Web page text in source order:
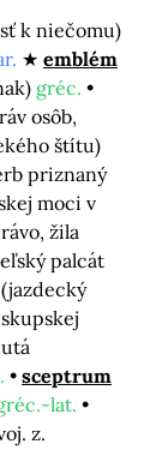
k niečomu)
emblém
gréc.
osôb,
štítu)
priznaný
moci v
žila
palcát
(jazdecký
sceptrum
lat.
z.